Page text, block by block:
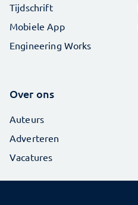
Tijdschrift
Mobiele App
Engineering Works
Over ons
Auteurs
Adverteren
Vacatures